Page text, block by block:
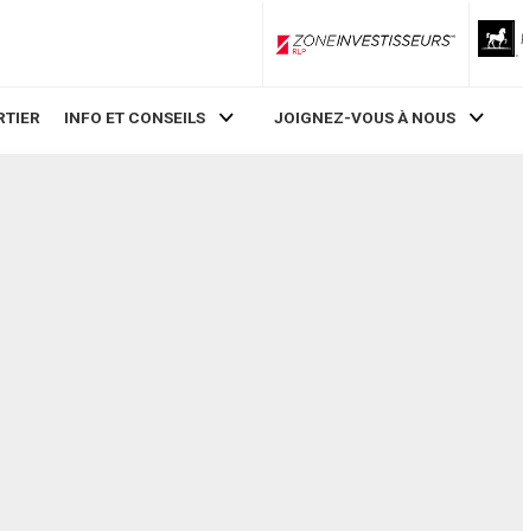
ZoneInvestisseurs RLP
INFO ET CONSEILS JOIGNEZ-VOUS À NOUS